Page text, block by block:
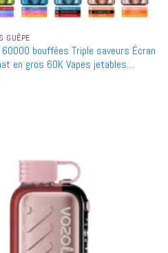
GUÊPE
60000 bouffées Triple saveurs Écran
en gros 60K Vapes jetables
gros